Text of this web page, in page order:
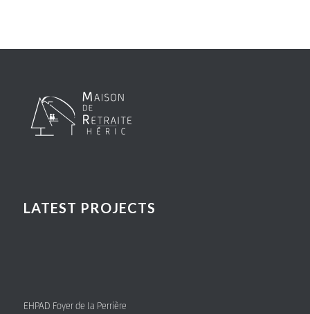
LATEST PROJECTS
EHPAD Foyer de la Perrière